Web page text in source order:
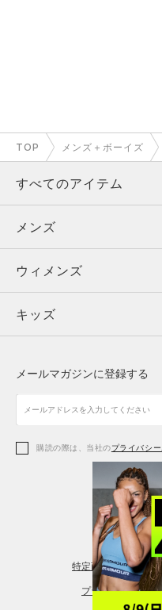
TOP メンズ＋ボーイズ
すべてのアイテム
メンズ
ウィメンズ
キッズ
アクセサリー
メンズ
トップス
ボトムス
アクセサリー
ウィメンズ
トップス
シューズ
アクセサリー
レギンス＆タイツ
キッズ
シューズ
メールマガジンに登録する
購読の際は、当社のプライバシ
特定商取引法に基づ
プライバシーポリ